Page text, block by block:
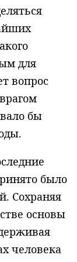
для
вопрос
бы
было
Сохраняя
основы
человека